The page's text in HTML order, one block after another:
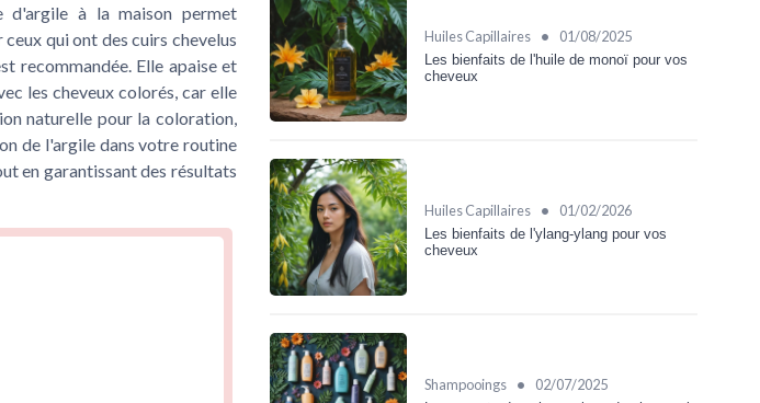
d'argile à la maison permet
qui ont des cuirs chevelus
recommandée. Elle apaise et
les cheveux colorés, car elle
naturelle pour la coloration,
de l'argile dans votre routine
en garantissant des résultats
Huiles Capillaires • 01/08/2025
Les bienfaits de l'huile de monoï pour vos
cheveux
Huiles Capillaires • 01/02/2026
Les bienfaits de l'ylang-ylang pour vos
cheveux
Shampooings • 02/07/2025